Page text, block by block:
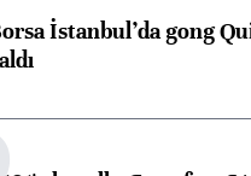
İstanbul’da gong